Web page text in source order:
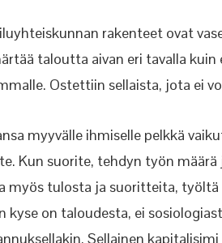
rakenteet ovat
taloutta aivan eri tavalla
Ostettiin sellaista, jota ei
myyvälle ihmiselle pelkkä
Kun suorite, tehdyn työn
myös tulosta ja suoritteita,
kyse on taloudesta, ei
Sellainen